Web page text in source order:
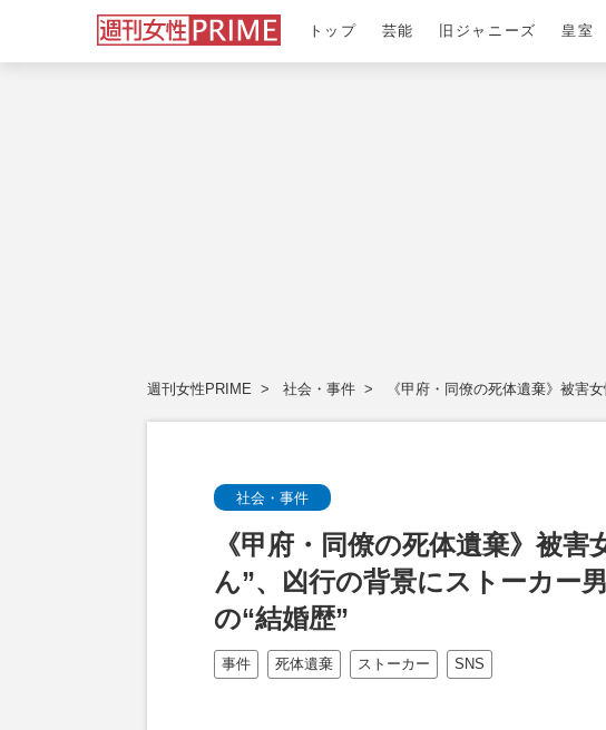
トップ 芸能 旧ジャニーズ 皇室
週刊女性PRIME 社会・事件 《甲府・同僚の死体遺棄》被害
社会・事件
《甲府・同僚の死体遺棄》被害
ん”、凶行の背景にストーカー
の“結婚歴”
事件 死体遺棄 ストーカー SNS